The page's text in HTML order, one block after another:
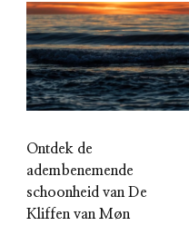
Ontdek de
adembenemende
schoonheid van De
Kliffen van Møn